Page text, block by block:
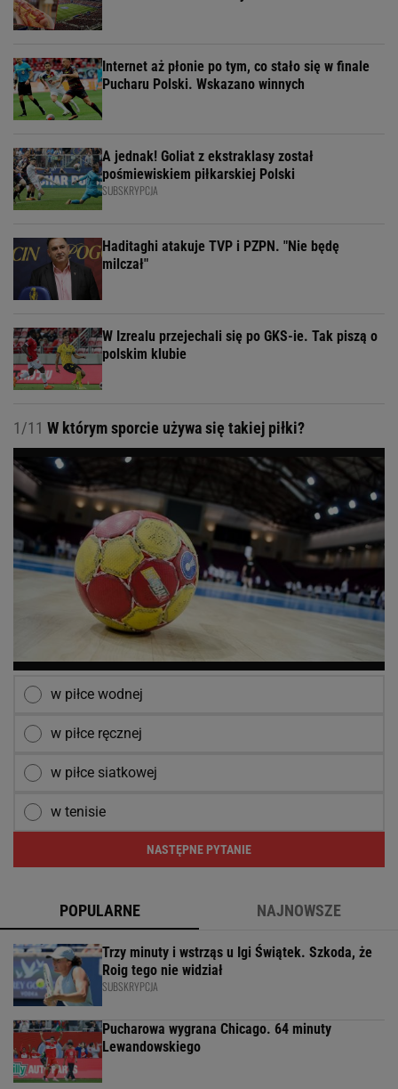
Internet aż płonie po tym, co stało się w finale
Pucharu Polski. Wskazano winnych
A jednak! Goliat z ekstraklasy został
pośmiewiskiem piłkarskiej Polski
SUBSKRYPCJA
Haditaghi atakuje TVP i PZPN. "Nie będę
milczał"
W Izrealu przejechali się po GKS-ie. Tak piszą o
polskim klubie
1/11 W którym sporcie używa się takiej piłki?
w piłce wodnej
w piłce ręcznej
w piłce siatkowej
w tenisie
NASTĘPNE PYTANIE
POPULARNE NAJNOWSZE
Trzy minuty i wstrząs u Igi Świątek. Szkoda, że
Roig tego nie widział
SUBSKRYPCJA
Pucharowa wygrana Chicago. 64 minuty
Lewandowskiego